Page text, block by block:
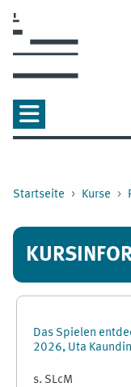
Startseite Kurse
Das Spielen
2026, Uta
s. SLcM